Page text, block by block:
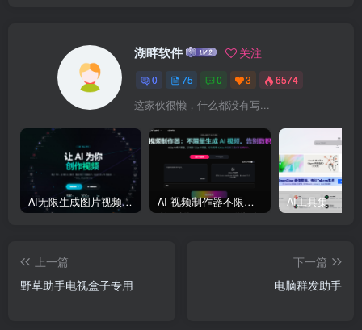
湖畔软件 关注
0 75 0 3 6574
这家伙很懒，什么都没有写...
AI无限生成图片视频大模型平台 AI 视频制作器不限量生成 AI 视频 AI工具集
上一篇
野草助手电视盒子专用
下一篇
电脑群发助手